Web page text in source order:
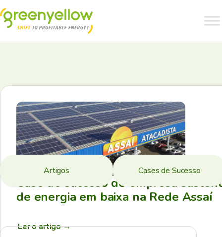
Case de sucesso de empresa
de energia em baixa na Rede Assaí
Ler o artigo→
Artigos Cases de Sucesso